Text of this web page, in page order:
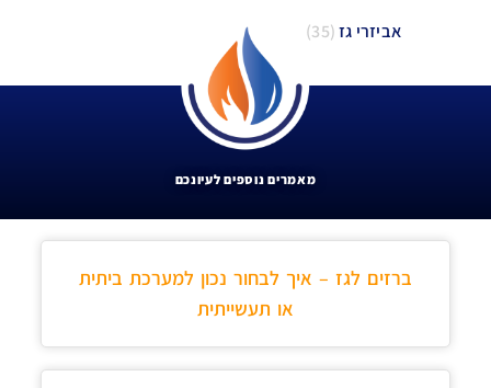
אביזרי גז(35)
מאמרים נוספים לעיונכם
ברזים לגז – איך לבחור נכון למערכת ביתית
או תעשייתית